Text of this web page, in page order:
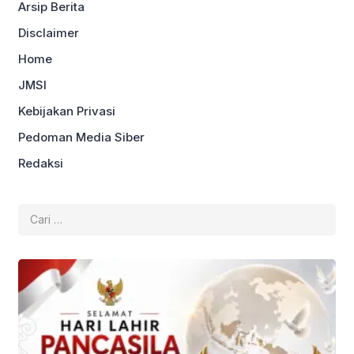
Arsip Berita
Disclaimer
Home
JMSI
Kebijakan Privasi
Pedoman Media Siber
Redaksi
untuk: